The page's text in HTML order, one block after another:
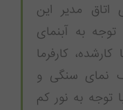
اتاق مدیر این
به آبنمای
کارفرما
نمای سنگی و
توجه به نور کم